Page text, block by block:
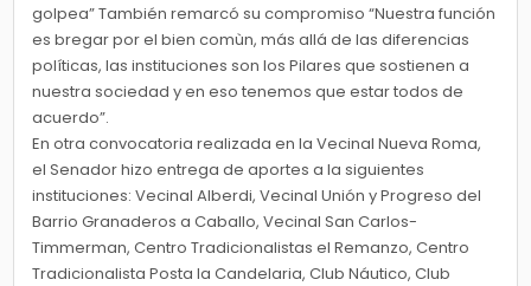
golpea” También remarcó su compromiso “Nuestra función
es bregar por el bien comùn, más allá de las diferencias
políticas, las instituciones son los Pilares que sostienen a
nuestra sociedad y en eso tenemos que estar todos de
acuerdo”.
En otra convocatoria realizada en la Vecinal Nueva Roma,
el Senador hizo entrega de aportes a la siguientes
instituciones: Vecinal Alberdi, Vecinal Unión y Progreso del
Barrio Granaderos a Caballo, Vecinal San Carlos-
Timmerman, Centro Tradicionalistas el Remanzo, Centro
Tradicionalista Posta la Candelaria, Club Náutico, Club